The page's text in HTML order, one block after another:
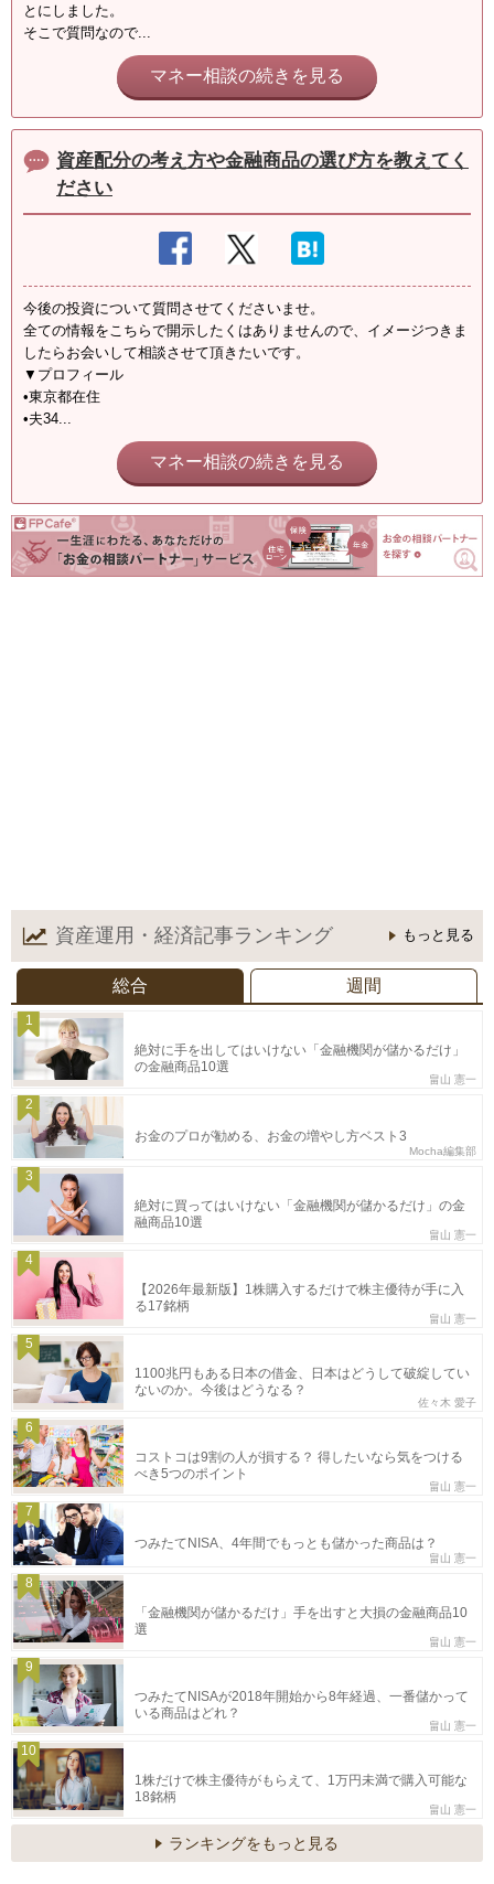
とにしました。
そこで質問なので...
マネー相談の続きを見る
資産配分の考え方や金融商品の選び方を教えてく
ださい
今後の投資について質問させてくださいませ。
全ての情報をこちらで開示したくはありませんので、イメージつきま
したらお会いして相談させて頂きたいです。
▼プロフィール
•東京都在住
•夫34...
マネー相談の続きを見る
資産運用・経済記事ランキング もっと見る
総合 週間
1
絶対に手を出してはいけない「金融機関が儲かるだけ」
の金融商品10選
畠山 憲一
2
お金のプロが勧める、お金の増やし方ベスト3
Mocha編集部
3
絶対に買ってはいけない「金融機関が儲かるだけ」の金
融商品10選
畠山 憲一
4
【2026年最新版】1株購入するだけで株主優待が手に入
る17銘柄
畠山 憲一
5
1100兆円もある日本の借金、日本はどうして破綻してい
ないのか。今後はどうなる？
佐々木 愛子
6
コストコは9割の人が損する？ 得したいなら気をつける
べき5つのポイント
畠山 憲一
7
つみたてNISA、4年間でもっとも儲かった商品は？
畠山 憲一
8
「金融機関が儲かるだけ」手を出すと大損の金融商品10
選
畠山 憲一
9
つみたてNISAが2018年開始から8年経過、一番儲かって
いる商品はどれ？
畠山 憲一
10
1株だけで株主優待がもらえて、1万円未満で購入可能な
18銘柄
畠山 憲一
ランキングをもっと見る